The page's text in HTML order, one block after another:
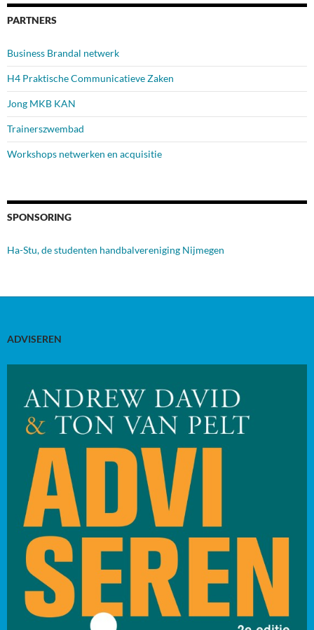
PARTNERS
Business Brandal netwerk
H4 Praktische Communicatieve Zaken
Jong MKB KAN
Trainerszwembad
Workshops netwerken en acquisitie
SPONSORING
Ha-Stu, de studenten handbalvereniging Nijmegen
ADVISEREN